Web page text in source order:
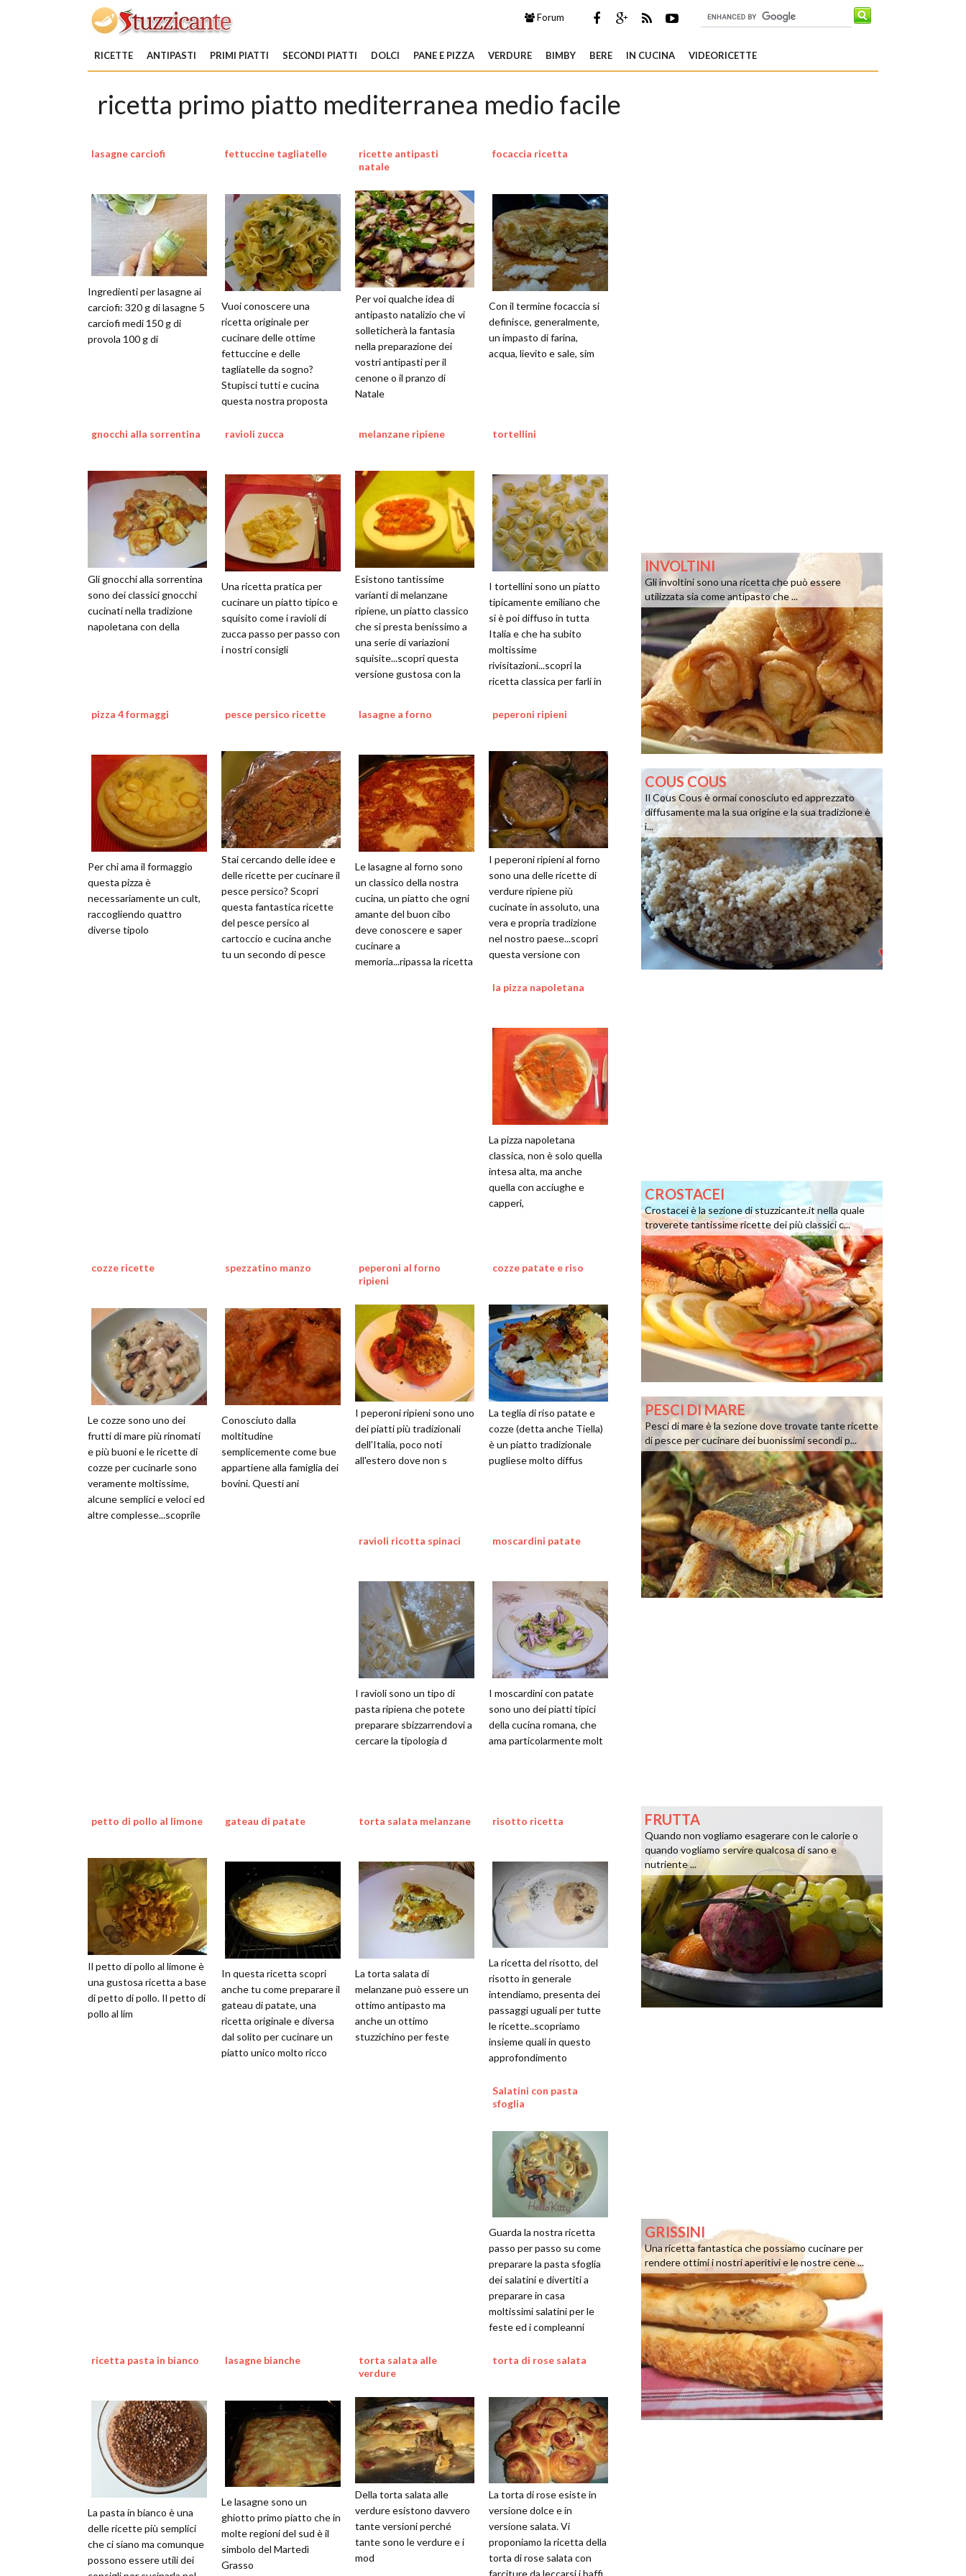
Forum
RICETTE ANTIPASTI PRIMI PIATTI SECONDI PIATTI DOLCI PANE E PIZZA VERDURE BIMBY BERE IN CUCINA VIDEORICETTE
ricetta primo piatto mediterranea medio facile
lasagne carciofi
Ingredienti per lasagne ai
carciofi: 320 g di lasagne 5
carciofi medi 150 g di
provola 100 g di
fettuccine tagliatelle
Vuoi conoscere una
ricetta originale per
cucinare delle ottime
fettuccine e delle
tagliatelle da sogno?
Stupisci tutti e cucina
questa nostra proposta
ricette antipasti
natale
Per voi qualche idea di
antipasto natalizio che vi
solleticherà la fantasia
nella preparazione dei
vostri antipasti per il
cenone o il pranzo di
Natale
focaccia ricetta
Con il termine focaccia si
definisce, generalmente,
un impasto di farina,
acqua, lievito e sale, sim
gnocchi alla sorrentina
Gli gnocchi alla sorrentina
sono dei classici gnocchi
cucinati nella tradizione
napoletana con della
ravioli zucca
Una ricetta pratica per
cucinare un piatto tipico e
squisito come i ravioli di
zucca passo per passo con
i nostri consigli
melanzane ripiene
Esistono tantissime
varianti di melanzane
ripiene, un piatto classico
che si presta benissimo a
una serie di variazioni
squisite...scopri questa
versione gustosa con la
tortellini
I tortellini sono un piatto
tipicamente emiliano che
si è poi diffuso in tutta
Italia e che ha subito
moltissime
rivisitazioni...scopri la
ricetta classica per farli in
pizza 4 formaggi
Per chi ama il formaggio
questa pizza è
necessariamente un cult,
raccogliendo quattro
diverse tipolo
pesce persico ricette
Stai cercando delle idee e
delle ricette per cucinare il
pesce persico? Scopri
questa fantastica ricette
del pesce persico al
cartoccio e cucina anche
tu un secondo di pesce
lasagne a forno
Le lasagne al forno sono
un classico della nostra
cucina, un piatto che ogni
amante del buon cibo
deve conoscere e saper
cucinare a
memoria...ripassa la ricetta
peperoni ripieni
I peperoni ripieni al forno
sono una delle ricette di
verdure ripiene più
cucinate in assoluto, una
vera e propria tradizione
nel nostro paese...scopri
questa versione con
la pizza napoletana
La pizza napoletana
classica, non è solo quella
intesa alta, ma anche
quella con acciughe e
capperi,
cozze ricette
Le cozze sono uno dei
frutti di mare più rinomati
e più buoni e le ricette di
cozze per cucinarle sono
veramente moltissime,
alcune semplici e veloci ed
altre complesse...scoprile
spezzatino manzo
Conosciuto dalla
moltitudine
semplicemente come bue
appartiene alla famiglia dei
bovini. Questi ani
peperoni al forno
ripieni
I peperoni ripieni sono uno
dei piatti più tradizionali
dell'Italia, poco noti
all'estero dove non s
cozze patate e riso
La teglia di riso patate e
cozze (detta anche Tiella)
è un piatto tradizionale
pugliese molto diffus
ravioli ricotta spinaci
I ravioli sono un tipo di
pasta ripiena che potete
preparare sbizzarrendovi a
cercare la tipologia d
moscardini patate
I moscardini con patate
sono uno dei piatti tipici
della cucina romana, che
ama particolarmente molt
petto di pollo al limone
Il petto di pollo al limone è
una gustosa ricetta a base
di petto di pollo. Il petto di
pollo al lim
gateau di patate
In questa ricetta scopri
anche tu come preparare il
gateau di patate, una
ricetta originale e diversa
dal solito per cucinare un
piatto unico molto ricco
torta salata melanzane
La torta salata di
melanzane può essere un
ottimo antipasto ma
anche un ottimo
stuzzichino per feste
risotto ricetta
La ricetta del risotto, del
risotto in generale
intendiamo, presenta dei
passaggi uguali per tutte
le ricette..scopriamo
insieme quali in questo
approfondimento
Salatini con pasta
sfoglia
Guarda la nostra ricetta
passo per passo su come
preparare la pasta sfoglia
dei salatini e divertiti a
preparare in casa
moltissimi salatini per le
feste ed i compleanni
ricetta pasta in bianco
La pasta in bianco è una
delle ricette più semplici
che ci siano ma comunque
possono essere utili dei
lasagne bianche
Le lasagne sono un
ghiotto primo piatto che in
molte regioni del sud è il
simbolo del Martedì
Grasso
torta salata alle
verdure
Della torta salata alle
verdure esistono davvero
tante versioni perché
tante sono le verdure e i
mod
torta di rose salata
La torta di rose esiste in
versione dolce e in
versione salata. Vi
proponiamo la ricetta della
torta di rose salata con
farciture da leccarsi i baffi.
INVOLTINI
Gli involtini sono una ricetta che può essere
utilizzata sia come antipasto che ...
COUS COUS
Il Cous Cous è ormai conosciuto ed apprezzato
diffusamente ma la sua origine e la sua tradizione è
i...
CROSTACEI
Crostacei è la sezione di stuzzicante.it nella quale
troverete tantissime ricette dei più classici c...
PESCI DI MARE
Pesci di mare è la sezione dove trovate tante ricette
di pesce per cucinare dei buonissimi secondi p...
FRUTTA
Quando non vogliamo esagerare con le calorie o
quando vogliamo servire qualcosa di sano e
nutriente ...
GRISSINI
Una ricetta fantastica che possiamo cucinare per
rendere ottimi i nostri aperitivi e le nostre cene ...